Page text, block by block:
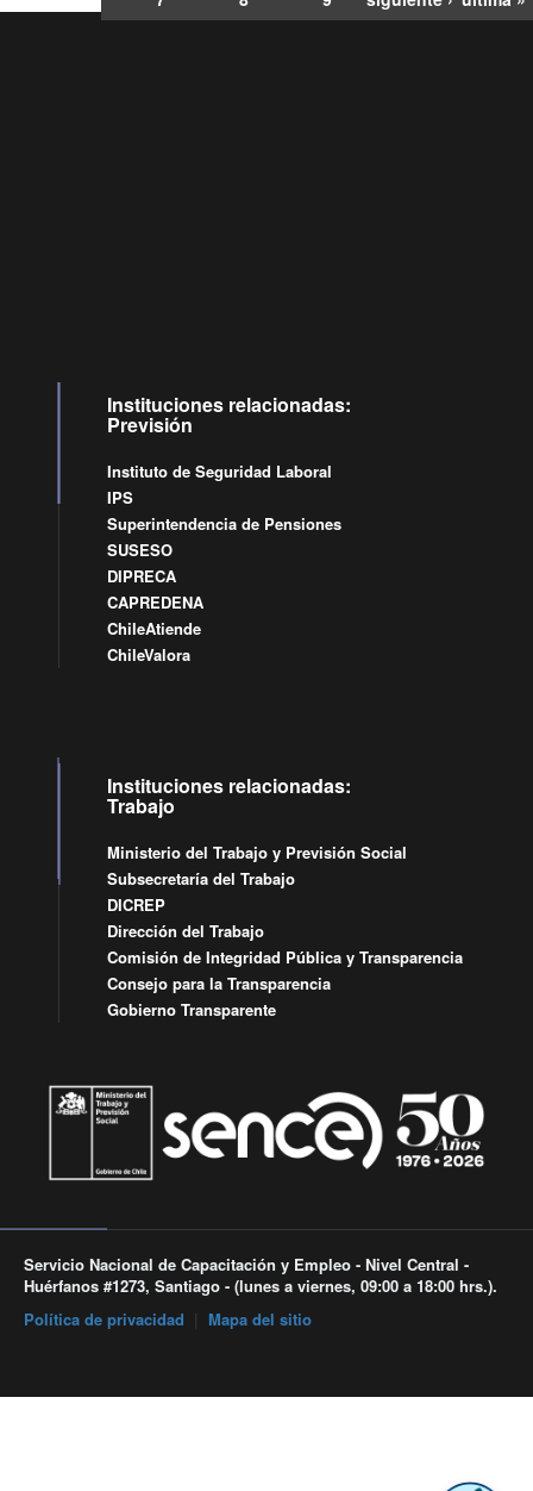
Instituciones relacionadas:
Previsión
Instituto de Seguridad Laboral
IPS
Superintendencia de Pensiones
SUSESO
DIPRECA
CAPREDENA
ChileAtiende
ChileValora
Instituciones relacionadas:
Trabajo
Ministerio del Trabajo y Previsión Social
Subsecretaría del Trabajo
DICREP
Dirección del Trabajo
Comisión de Integridad Pública y Transparencia
Consejo para la Transparencia
Gobierno Transparente
Servicio Nacional de Capacitación y Empleo - Nivel Central -
Huérfanos #1273, Santiago - (lunes a viernes, 09:00 a 18:00 hrs.).
Política de privacidad
Mapa del sitio